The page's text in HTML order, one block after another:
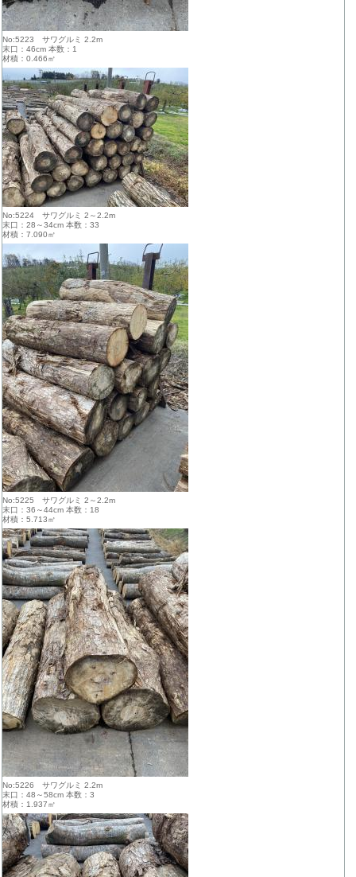
No:5223 サワグルミ 2.2m
末口：46cm 本数：1
材積：0.466㎥
No:5224 サワグルミ 2～2.2m
末口：28～34cm 本数：33
材積：7.090㎥
No:5225 サワグルミ 2～2.2m
末口：36～44cm 本数：18
材積：5.713㎥
No:5226 サワグルミ 2.2m
末口：48～58cm 本数：3
材積：1.937㎥